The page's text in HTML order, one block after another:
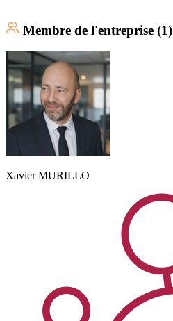
Membre de l'entreprise (1)
Xavier MURILLO